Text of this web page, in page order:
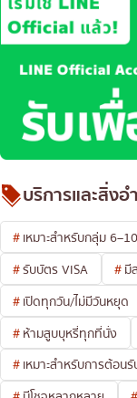
บริการและสิ่ง
เหมาะสำหรับกลุ่ม
รับบัตร VISA
มี
เปิดทุกวัน/ไม่มีวันหยุด
ห้ามสูบบุหรี่ทุกที่นั่ง
เหมาะสำหรับการต้อน